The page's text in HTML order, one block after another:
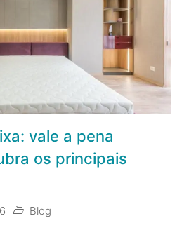
vale a pena
os principais
Blog